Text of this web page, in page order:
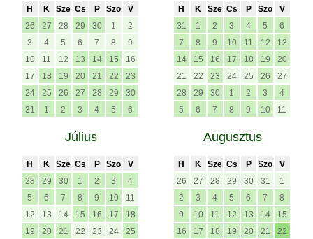
H K Sze Cs P Szo
V
26
27 28 29 30 1
2
3
4 5 6 7 8
9
10
11 12 13 14 15
16
17
18 19 20 21 22
23
24
25 26 27 28 29
30
31
1 2 3 4 5 6
H K Sze Cs P Szo
V
31
1 2 3 4 5
6
7
8 9 10 11 12
13
14
15 16 17 18 19
20
21
22 23 24 25 26
27
28
29 30 1 2 3
4
5
6 7 8 9 10 11
Július
H K Sze Cs P Szo
V
28
29 30 1 2 3
4
5
6 7 8 9 10
11
12
13 14 15 16 17
18
19
20 21 22 23 24
25
Augusztus
H K Sze Cs P Szo
V
26
27 28 29 30 31
1
2
3 4 5 6 7
8
9
10 11 12 13 14
15
16
17 18 19 20 21
22